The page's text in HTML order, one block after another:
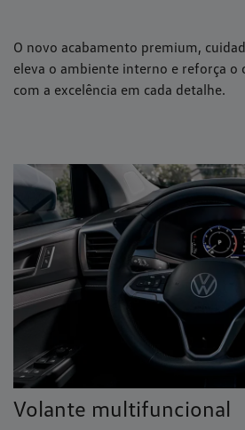
O novo acabamento premium,
eleva o ambiente interno e reforça o
com a excelência em cada detalhe.
Volante multifuncional